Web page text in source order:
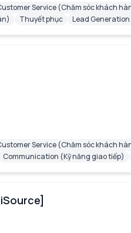
Service (Chăm sóc khách
Thuyết phục Lead
Service (Chăm sóc khách
Communication (Kỹ năng giao tiếp)